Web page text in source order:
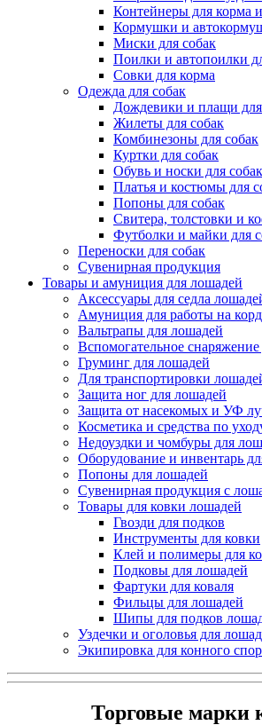
Контейнеры для корма
Кормушки и
Миски для собак
Поилки и автопоилки
Совки для корма
Одежда для собак
Дождевики и плащи для
Жилеты для собак
Комбинезоны для собак
Куртки для собак
Обувь и носки для собак
Платья и костюмы для
Попоны для собак
Свитера, толстовки и
Футболки и майки для
Переноски для собак
Сувенирная продукция
Товары и амуниция для лошадей
Аксессуары для седла
Амуниция для работы на
Вальтрапы для лошадей
Вспомогательное
Груминг для лошадей
Для транспортировки
Защита ног для лошадей
Защита от насекомых и УФ
Косметика и средства по
Недоуздки и чомбуры для
Оборудование и инвентарь
Попоны для лошадей
Сувенирная продукция с
Товары для ковки лошадей
Гвозди для подков
Инструменты для ковки
Клей и полимеры для
Подковы для лошадей
Фартуки для коваля
Фильцы для лошадей
Шипы для подков
Уздечки и оголовья для
Экипировка для конного
Торговые марки